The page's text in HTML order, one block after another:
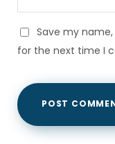
Save my
for the next time I